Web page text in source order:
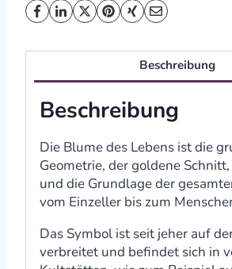
Beschreibung
Beschreibung
Die Blume des Lebens ist die
Geometrie, der goldene
und die Grundlage der
vom Einzeller bis zum
Das Symbol ist seit jeher auf
verbreitet und befindet sich in